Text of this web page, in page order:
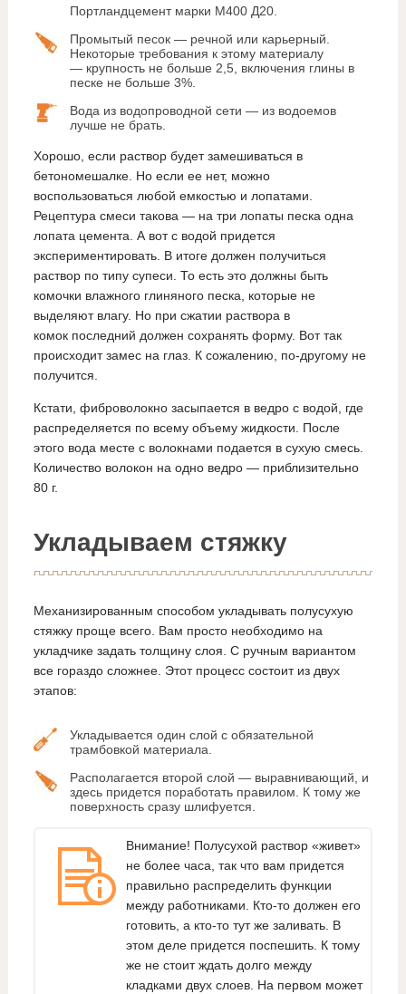
Портландцемент марки М400 Д20.
Промытый песок — речной или карьерный.
Некоторые требования к этому материалу
— крупность не больше 2,5, включения глины в
песке не больше 3%.
Вода из водопроводной сети — из водоемов
лучше не брать.
Хорошо, если раствор будет замешиваться в
бетономешалке. Но если ее нет, можно
воспользоваться любой емкостью и лопатами.
Рецептура смеси такова — на три лопаты песка одна
лопата цемента. А вот с водой придется
экспериментировать. В итоге должен получиться
раствор по типу супеси. То есть это должны быть
комочки влажного глиняного песка, которые не
выделяют влагу. Но при сжатии раствора в
комок последний должен сохранять форму. Вот так
происходит замес на глаз. К сожалению, по-другому не
получится.
Кстати, фиброволокно засыпается в ведро с водой, где
распределяется по всему объему жидкости. После
этого вода месте с волокнами подается в сухую смесь.
Количество волокон на одно ведро — приблизительно
80 г.
Укладываем стяжку
Механизированным способом укладывать полусухую
стяжку проще всего. Вам просто необходимо на
укладчике задать толщину слоя. С ручным вариантом
все гораздо сложнее. Этот процесс состоит из двух
этапов:
Укладывается один слой с обязательной
трамбовкой материала.
Располагается второй слой — выравнивающий, и
здесь придется поработать правилом. К тому же
поверхность сразу шлифуется.
Внимание! Полусухой раствор «живет»
не более часа, так что вам придется
правильно распределить функции
между работниками. Кто-то должен его
готовить, а кто-то тут же заливать. В
этом деле придется поспешить. К тому
же не стоит ждать долго между
кладками двух слоев. На первом может